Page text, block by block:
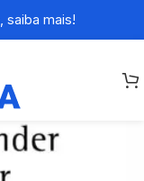
saiba mais!